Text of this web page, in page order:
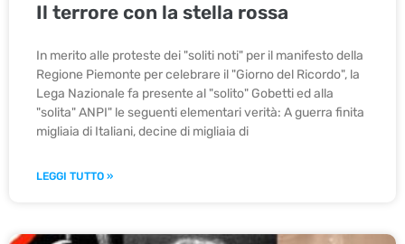
Il terrore con la stella rossa
In merito alle proteste dei "soliti noti" per il manifesto della
Regione Piemonte per celebrare il "Giorno del Ricordo", la
Lega Nazionale fa presente al "solito" Gobetti ed alla
"solita" ANPI" le seguenti elementari verità: A guerra finita
migliaia di Italiani, decine di migliaia di
LEGGI TUTTO »